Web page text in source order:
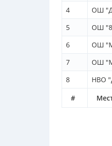
#
4
ОШ
5
OШ
6
OШ
7
ОШ
8
НВО